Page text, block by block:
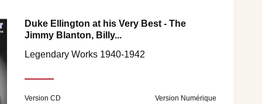
Duke Ellington at his Very Best - The
Jimmy Blanton, Billy...
Legendary Works 1940-1942
Version CD Version Numérique